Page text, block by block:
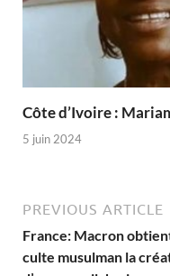
Côte d’Ivoire :
5 juin 2024
PREVIOUS ARTICLE
France: Macron
culte musulman la